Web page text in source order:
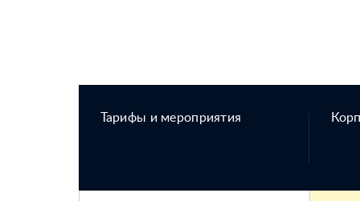
Тарифы и мероприятия